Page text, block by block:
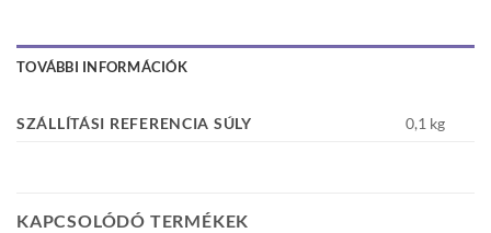
TOVÁBBI INFORMÁCIÓK
SZÁLLÍTÁSI REFERENCIA SÚLY 0,1 kg
KAPCSOLÓDÓ TERMÉKEK